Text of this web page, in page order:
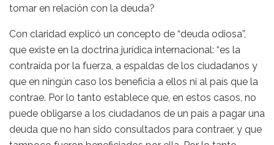
tomar en relación con la deuda?
Con claridad explicó un concepto de “deuda odiosa”,
que existe en la doctrina jurídica internacional: “es la
contraída por la fuerza, a espaldas de los ciudadanos y
que en ningún caso los beneficia a ellos ni al país que la
contrae. Por lo tanto establece que, en estos casos, no
puede obligarse a los ciudadanos de un país a pagar una
deuda que no han sido consultados para contraer, y que